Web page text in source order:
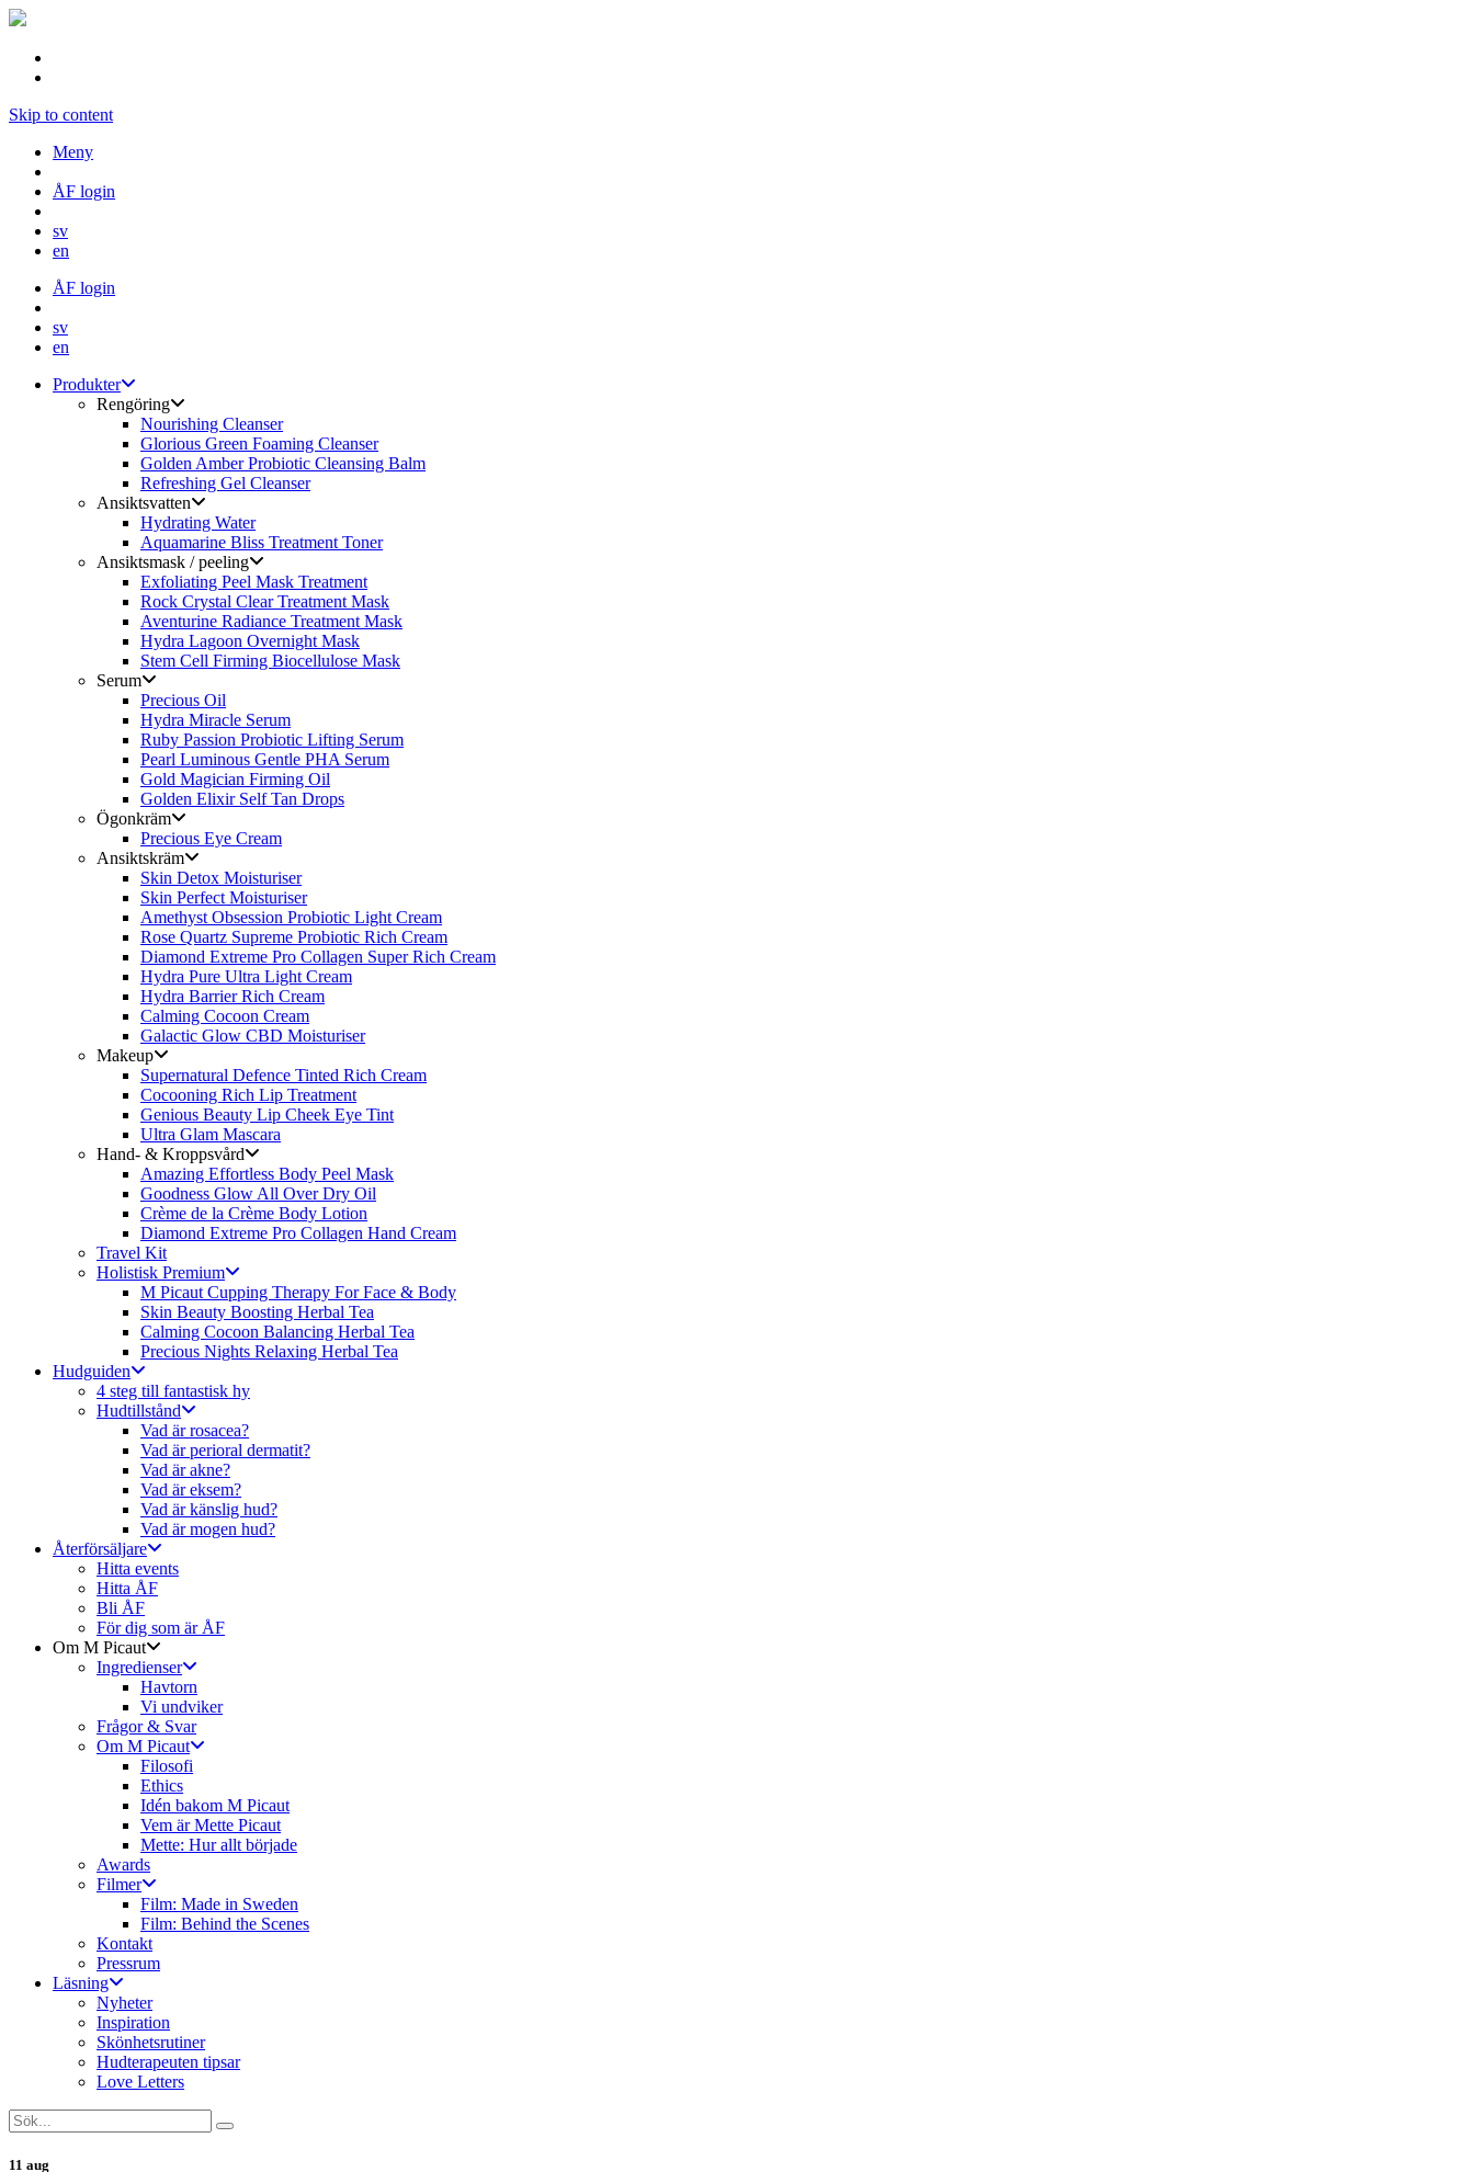
Skip to content
Meny
ÅF login
sv
en
ÅF login
sv
en
Produkter
Rengöring
Nourishing Cleanser
Glorious Green Foaming Cleanser
Golden Amber Probiotic Cleansing Balm
Refreshing Gel Cleanser
Ansiktsvatten
Hydrating Water
Aquamarine Bliss Treatment Toner
Ansiktsmask / peeling
Exfoliating Peel Mask Treatment
Rock Crystal Clear Treatment Mask
Aventurine Radiance Treatment Mask
Hydra Lagoon Overnight Mask
Stem Cell Firming Biocellulose Mask
Serum
Precious Oil
Hydra Miracle Serum
Ruby Passion Probiotic Lifting Serum
Pearl Luminous Gentle PHA Serum
Gold Magician Firming Oil
Golden Elixir Self Tan Drops
Ögonkräm
Precious Eye Cream
Ansiktskräm
Skin Detox Moisturiser
Skin Perfect Moisturiser
Amethyst Obsession Probiotic Light Cream
Rose Quartz Supreme Probiotic Rich Cream
Diamond Extreme Pro Collagen Super Rich Cream
Hydra Pure Ultra Light Cream
Hydra Barrier Rich Cream
Calming Cocoon Cream
Galactic Glow CBD Moisturiser
Makeup
Supernatural Defence Tinted Rich Cream
Cocooning Rich Lip Treatment
Genious Beauty Lip Cheek Eye Tint
Ultra Glam Mascara
Hand- & Kroppsvård
Amazing Effortless Body Peel Mask
Goodness Glow All Over Dry Oil
Crème de la Crème Body Lotion
Diamond Extreme Pro Collagen Hand Cream
Travel Kit
Holistisk Premium
M Picaut Cupping Therapy For Face & Body
Skin Beauty Boosting Herbal Tea
Calming Cocoon Balancing Herbal Tea
Precious Nights Relaxing Herbal Tea
Hudguiden
4 steg till fantastisk hy
Hudtillstånd
Vad är rosacea?
Vad är perioral dermatit?
Vad är akne?
Vad är eksem?
Vad är känslig hud?
Vad är mogen hud?
Återförsäljare
Hitta events
Hitta ÅF
Bli ÅF
För dig som är ÅF
Om M Picaut
Ingredienser
Havtorn
Vi undviker
Frågor & Svar
Om M Picaut
Filosofi
Ethics
Idén bakom M Picaut
Vem är Mette Picaut
Mette: Hur allt började
Awards
Filmer
Film: Made in Sweden
Film: Behind the Scenes
Kontakt
Pressrum
Läsning
Nyheter
Inspiration
Skönhetsrutiner
Hudterapeuten tipsar
Love Letters
11 aug